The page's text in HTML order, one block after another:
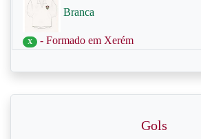
Branca
X - Formado em Xerém
Gols